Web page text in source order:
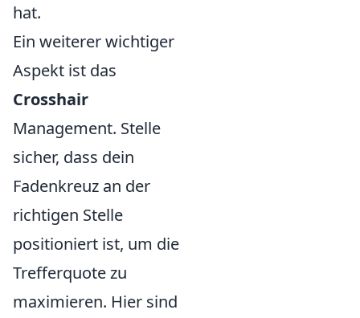
hat.
Ein weiterer wichtiger
Aspekt ist das
Crosshair
Management. Stelle
sicher, dass dein
Fadenkreuz an der
richtigen Stelle
positioniert ist, um die
Trefferquote zu
maximieren. Hier sind